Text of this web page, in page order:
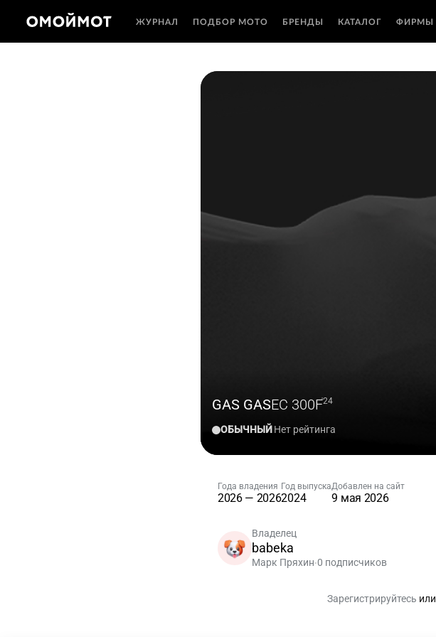
ЖУРНАЛ ПОДБОР МОТО БРЕНДЫ КАТАЛОГ ФИРМЫ
GAS GASEC 300F'24
ОБЫЧНЫЙНет рейтинга
Года владения
2026 — 2026
Год выпуска
2024
Добавлен на сайт
9 мая 2026
Владелец
babeka
Марк Пряхин•0 подписчиков
Зарегистрируйтесь или